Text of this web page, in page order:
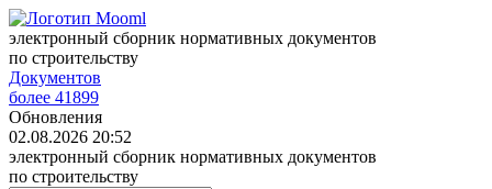
электронный сборник нормативных документов
по строительству
Документов
более 41899
Обновления
02.08.2026 20:52
электронный сборник нормативных документов
по строительству